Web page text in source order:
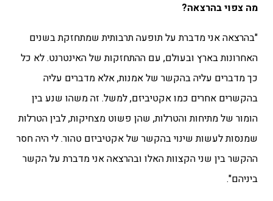
מה צפוי בהרצאה?
"בהרצאה אני מדברת על תופעה תרבותית שמתחזקת בשנים
האחרונות בארץ ובעולם, עם ההתחזקות של האינטרנט. לא כל
כך מדברים עליה בהקשר של אמנות, אלא מדברים עליה
בהקשרים אחרים כמו אקטיביזם, למשל. זה משהו שנע בין
הומור של מתיחות והטרלות, שהן פשוט מצחיקות, לבין הטרלות
שמנסות לעשות שינוי בהקשר של אקטיביזם טהור. לי היה חסר
ההקשר בין שני הקצוות האלו ובהרצאה אני מדברת על הקשר
ביניהם".